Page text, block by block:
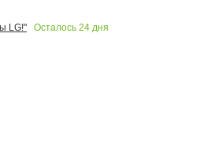
LG!"
Осталось 24 дня